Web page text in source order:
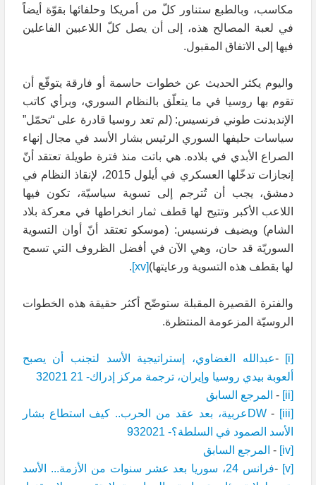
مكاسب، وبالطبع ستناور كلّ من أمريكا وحلفائها بقوّة أيضاً
في لعبة المصالح هذه، إلى أن يصل كلّ اللاعبين الفاعلين
فيها إلى الاتفاق المقبول.
واليوم يكثر الحديث عن خطوات حاسمة أو فارقة يتوقّع أن
تقوم بها روسيا في ما يتعلّق بالنظام السوري، وبرأي كاتب
الإندبدنت طوني فرنسيس: (لم تعد روسيا قادرة على “تحمّل”
سياسات حليفها السوري الرئيس بشار الأسد في مجال إنهاء
الصراع الأبدي في بلاده. هي باتت منذ فترة طويلة تعتقد أنّ
إنجازات تدخّلها العسكري في أيلول 2015، لإنقاذ النظام في
دمشق، يجب أن تُترجم إلى تسوية سياسيّة، تكون فيها
اللاعب الأكبر وتتيح لها قطف ثمار انخراطها في معركة بلاد
الشام) ويضيف فرنسيس: (موسكو تعتقد أنّ أوان التسوية
السوريّة قد حان، وهي الآن في أفضل الظروف التي تسمح
لها بقطف هذه التسوية ورعايتها)[xv]
.
والفترة القصيرة المقبلة ستوضّح أكثر حقيقة هذه الخطوات
الروسيّة المزعومة المنتظرة.
[i]
-عبدالله الغضاوي، إستراتيجية الأسد لتجنب أن يصبح
ألعوبة بيدي روسيا وإيران، ترجمة مركز إدراك- 21 32021
[ii]
-المرجع السابق
[iii]
-
DWعربية، بعد عقد من الحرب.. كيف استطاع بشار
الأسد الصمود في السلطة؟- 932021
[iv]
-المرجع السابق
[v]
-
فرانس 24، سوريا بعد عشر سنوات من الأزمة... الأسد